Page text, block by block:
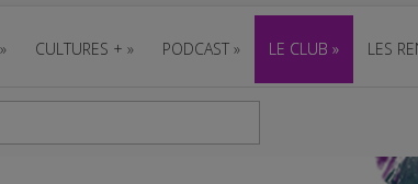
» CULTURES + » PODCAST » LE CLUB » LES